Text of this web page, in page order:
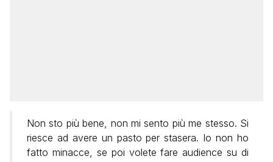
Non sto più bene, non mi sento più me stesso. Si
riesce ad avere un pasto per stasera. Io non ho
fatto minacce, se poi volete fare audience su di